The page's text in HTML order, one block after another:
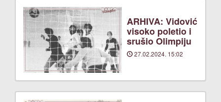
ARHIVA: Vidović
visoko poletio i
srušio Olimpiju
27.02.2024. 15:02